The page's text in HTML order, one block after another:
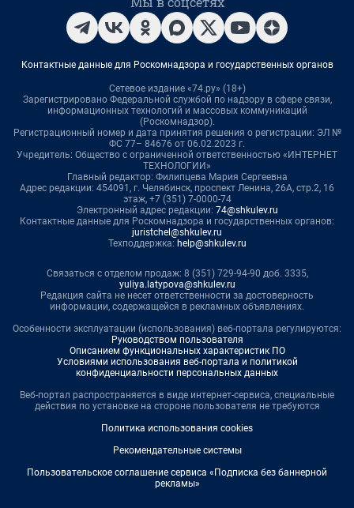
Контактные данные для Роскомнадзора и государственных органов
Сетевое издание «74.ру» (18+)
Зарегистрировано Федеральной службой по надзору в сфере связи,
информационных технологий и массовых коммуникаций
(Роскомнадзор).
Регистрационный номер и дата принятия решения о регистрации: ЭЛ №
ФС 77– 84676 от 06.02.2023 г.
Учредитель: Общество с ограниченной ответственностью «ИНТЕРНЕТ
ТЕХНОЛОГИИ»
Главный редактор: Филипцева Мария Сергеевна
Адрес редакции: 454091, г. Челябинск, проспект Ленина, 26А, стр.2, 16
этаж, +7 (351) 7-0000-74
Электронный адрес редакции: 74@shkulev.ru
Контактные данные для Роскомнадзора и государственных органов:
juristchel@shkulev.ru
Техподдержка: help@shkulev.ru
Связаться с отделом продаж: 8 (351) 729-94-90 доб. 3335,
yuliya.latypova@shkulev.ru
Редакция сайта не несет ответственности за достоверность
информации, содержащейся в рекламных объявлениях.
Особенности эксплуатации (использования) веб-портала регулируются:
Руководством пользователя
Описанием функциональных характеристик ПО
Условиями использования веб-портала и политикой
конфиденциальности персональных данных
Веб-портал распространяется в виде интернет-сервиса, специальные
действия по установке на стороне пользователя не требуются
Политика использования cookies
Рекомендательные системы
Пользовательское соглашение сервиса «Подписка без баннерной
рекламы»